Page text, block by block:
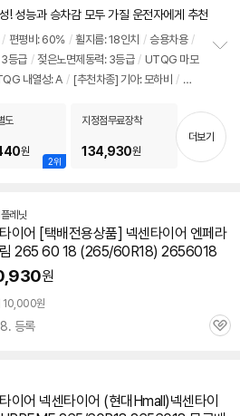
리
뷰
! 성능과 승차감 모두 가질 운전자에게 추천
/ 편평비: 60% / 휠지름: 18인치 / 승용차용 /
3등급 / 젖은노면제동력: 3등급 / UTQG 마모
내열성: A / [추천차종] 기아: 모하비 / 벤
기
2위
도
원
지정점무료장착
134,930원
더보기
레닛네
이
버
이
이어 [택배전용상품] 넥센타이어 엔페라
265 60 18 (265/60R18) 2656018
원
10,000원
등록
관
이어 넥센타이어 (현대Hmall)넥센타이